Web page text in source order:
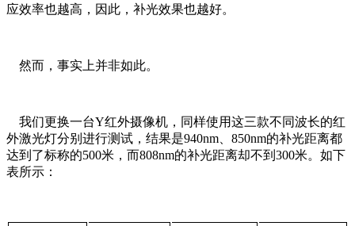
应效率也越高，因此，补光效果也越好。
然而，事实上并非如此。
我们更换一台Y红外摄像机，同样使用这三款不同波长的红
外激光灯分别进行测试，结果是940nm、850nm的补光距离都
达到了标称的500米，而808nm的补光距离却不到300米。如下
表所示：